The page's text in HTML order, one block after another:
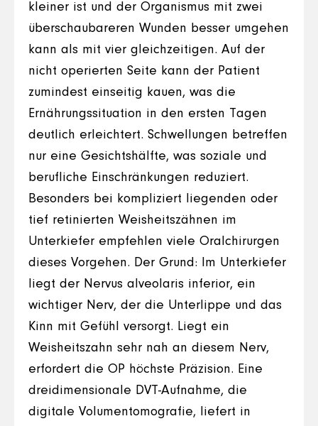
kleiner ist und der Organismus mit zwei
überschaubareren Wunden besser umgehen
kann als mit vier gleichzeitigen. Auf der
nicht operierten Seite kann der Patient
zumindest einseitig kauen, was die
Ernährungssituation in den ersten Tagen
deutlich erleichtert. Schwellungen betreffen
nur eine Gesichtshälfte, was soziale und
berufliche Einschränkungen reduziert.
Besonders bei kompliziert liegenden oder
tief retinierten Weisheitszähnen im
Unterkiefer empfehlen viele Oralchirurgen
dieses Vorgehen. Der Grund: Im Unterkiefer
liegt der Nervus alveolaris inferior, ein
wichtiger Nerv, der die Unterlippe und das
Kinn mit Gefühl versorgt. Liegt ein
Weisheitszahn sehr nah an diesem Nerv,
erfordert die OP höchste Präzision. Eine
dreidimensionale DVT-Aufnahme, die
digitale Volumentomografie, liefert in